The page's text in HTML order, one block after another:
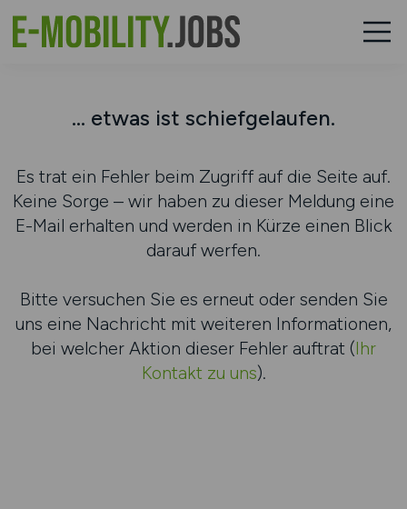
... etwas ist schiefgelaufen.
Es trat ein Fehler beim Zugriff auf die Seite auf.
Keine Sorge – wir haben zu dieser Meldung eine
E-Mail erhalten und werden in Kürze einen Blick
darauf werfen.
Bitte versuchen Sie es erneut oder senden Sie
uns eine Nachricht mit weiteren Informationen,
bei welcher Aktion dieser Fehler auftrat (Ihr
Kontakt zu uns).